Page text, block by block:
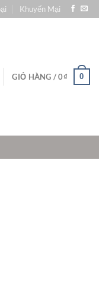
Khuyến Mại
GIỎ HÀNG /0₫ 0